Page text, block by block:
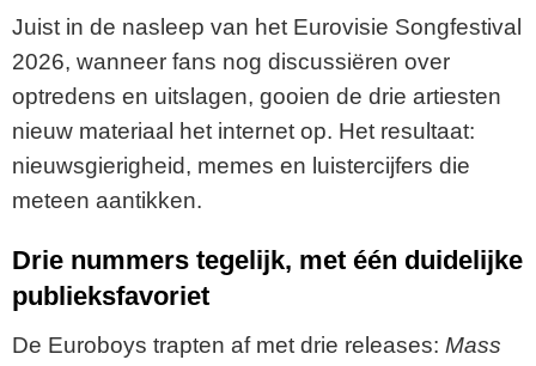
Juist in de nasleep van het Eurovisie Songfestival
2026, wanneer fans nog discussiëren over
optredens en uitslagen, gooien de drie artiesten
nieuw materiaal het internet op. Het resultaat:
nieuwsgierigheid, memes en luistercijfers die
meteen aantikken.
Drie nummers tegelijk, met één duidelijke
publieksfavoriet
De Euroboys trapten af met drie releases: Mass